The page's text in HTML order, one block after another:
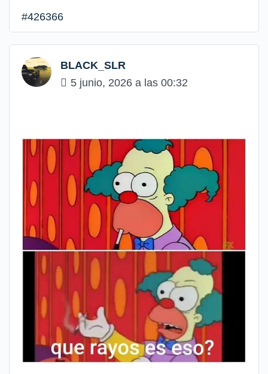
#426366
BLACK_SLR
5 junio, 2026 a las 00:32